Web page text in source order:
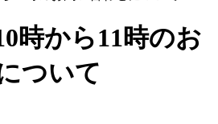
時から11時のお
ついて